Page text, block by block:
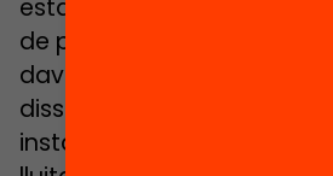
establint un Protocol
de prevenció, detecció i
davant situacions
disseminant eines i models
instant des de 2017 els